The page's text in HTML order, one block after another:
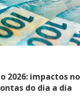
2026: impactos
do dia a dia